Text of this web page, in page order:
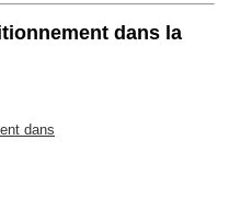
dans la